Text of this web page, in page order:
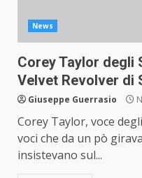
News
Corey Taylor degli
Velvet Revolver di
Giuseppe Guerrasio
Corey Taylor, voce
voci che da un pò
insistevano sul...